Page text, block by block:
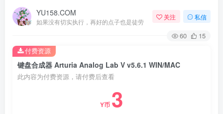
YU158.COM
如果没有切实执行，再好的点子也是徒劳
关注 私信
60 15
键盘合成器 Arturia Analog Lab V v5.6.1 WIN/MAC
此内容为付费资源，请付费后查看
Y币 3
付费资源